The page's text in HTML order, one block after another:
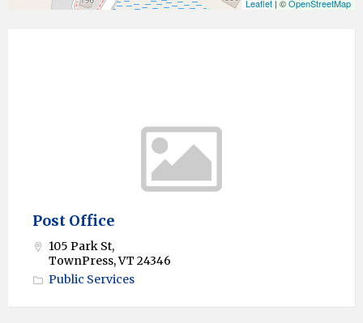
Leaflet | ©OpenStreetMap
Post Office
105 Park St,
TownPress, VT 24346
Public Services